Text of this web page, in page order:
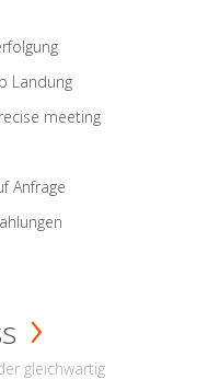
Landung
meeting
Anfrage
gleichwärtig